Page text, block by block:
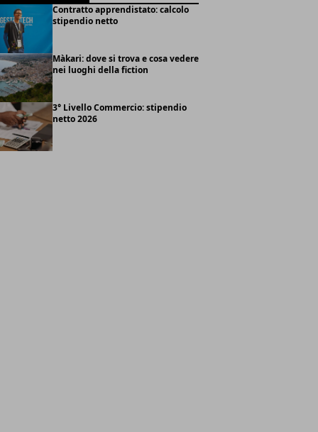
Contratto apprendistato: calcolo
stipendio netto
Màkari: dove si trova e cosa vedere
nei luoghi della fiction
3° Livello Commercio: stipendio
netto 2026